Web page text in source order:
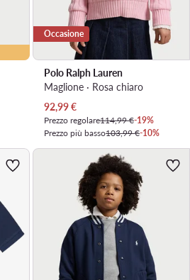
Occasione
Polo Ralph Lauren
Maglione · Rosa chiaro
Prezzo attuale
92,99€
Prezzo regolare114,99 €-19%
Prezzo più basso103,99 €-10%